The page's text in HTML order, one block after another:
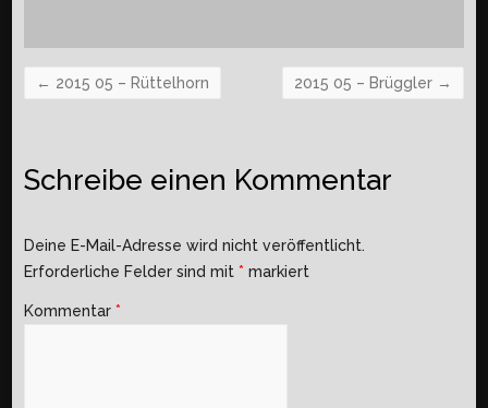
← 2015 05 – Rüttelhorn 2015 05 – Brüggler →
Schreibe einen Kommentar
Deine E-Mail-Adresse wird nicht veröffentlicht.
Erforderliche Felder sind mit * markiert
Kommentar *